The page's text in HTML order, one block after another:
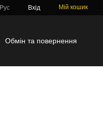
Рус Вхід Мій кошик
Обмін та повернення